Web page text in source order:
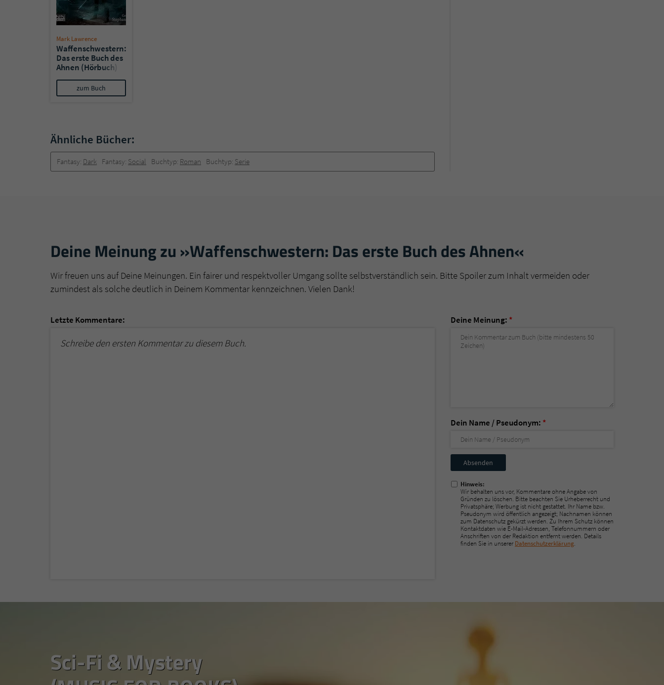
Mark Lawrence
Waffenschwestern:
Das erste Buch des
Ahnen (Hörbuch)
zum Buch
Ähnliche Bücher:
Fantasy: Dark Fantasy: Social Buchtyp: Roman Buchtyp: Serie
Deine Meinung zu »Waffenschwestern: Das erste Buch des Ahnen«
Wir freuen uns auf Deine Meinungen. Ein fairer und respektvoller Umgang sollte selbstverständlich sein. Bitte Spoiler zum Inhalt vermeiden oder
zumindest als solche deutlich in Deinem Kommentar kennzeichnen. Vielen Dank!
Letzte Kommentare:
Schreibe den ersten Kommentar zu diesem Buch.
Deine Meinung: *
Dein Name / Pseudonym: *
Nicht
ausfüllen!
Hinweis:
Wir behalten uns vor, Kommentare ohne Angabe von
Gründen zu löschen. Bitte beachten Sie Urheberrecht und
Privatsphäre; Werbung ist nicht gestattet. Ihr Name bzw.
Pseudonym wird öffentlich angezeigt; Nachnamen können
zum Datenschutz gekürzt werden. Zu Ihrem Schutz können
Kontaktdaten wie E-Mail-Adressen, Telefonnummern oder
Anschriften von der Redaktion entfernt werden. Details
finden Sie in unserer Datenschutzerklärung.
Sci-Fi & Mystery